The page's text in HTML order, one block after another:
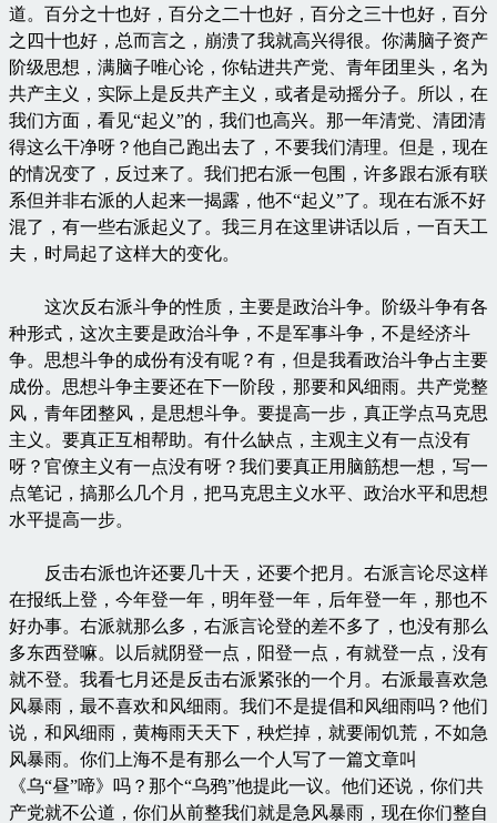
道。百分之十也好，百分之二十也好，百分之三十也好，百分
之四十也好，总而言之，崩溃了我就高兴得很。你满脑子资产
阶级思想，满脑子唯心论，你钻进共产党、青年团里头，名为
共产主义，实际上是反共产主义，或者是动摇分子。所以，在
我们方面，看见“起义”的，我们也高兴。那一年清党、清团清
得这么干净呀？他自己跑出去了，不要我们清理。但是，现在
的情况变了，反过来了。我们把右派一包围，许多跟右派有联
系但并非右派的人起来一揭露，他不“起义”了。现在右派不好
混了，有一些右派起义了。我三月在这里讲话以后，一百天工
夫，时局起了这样大的变化。
这次反右派斗争的性质，主要是政治斗争。阶级斗争有各
种形式，这次主要是政治斗争，不是军事斗争，不是经济斗
争。思想斗争的成份有没有呢？有，但是我看政治斗争占主要
成份。思想斗争主要还在下一阶段，那要和风细雨。共产党整
风，青年团整风，是思想斗争。要提高一步，真正学点马克思
主义。要真正互相帮助。有什么缺点，主观主义有一点没有
呀？官僚主义有一点没有呀？我们要真正用脑筋想一想，写一
点笔记，搞那么几个月，把马克思主义水平、政治水平和思想
水平提高一步。
反击右派也许还要几十天，还要个把月。右派言论尽这样
在报纸上登，今年登一年，明年登一年，后年登一年，那也不
好办事。右派就那么多，右派言论登的差不多了，也没有那么
多东西登嘛。以后就阴登一点，阳登一点，有就登一点，没有
就不登。我看七月还是反击右派紧张的一个月。右派最喜欢急
风暴雨，最不喜欢和风细雨。我们不是提倡和风细雨吗？他们
说，和风细雨，黄梅雨天天下，秧烂掉，就要闹饥荒，不如急
风暴雨。你们上海不是有那么一个人写了一篇文章叫
《乌“昼”啼》吗？那个“乌鸦”他提此一议。他们还说，你们共
产党就不公道，你们从前整我们就是急风暴雨，现在你们整自